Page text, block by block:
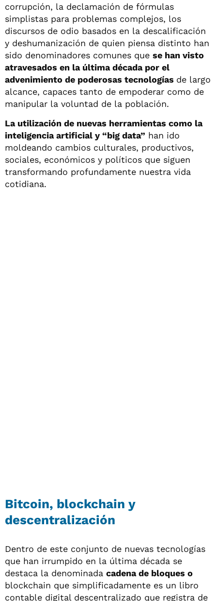
corrupción, la declamación de fórmulas
simplistas para problemas complejos, los
discursos de odio basados en la descalificación
y deshumanización de quien piensa distinto han
sido denominadores comunes que se han visto
atravesados en la última década por el
advenimiento de poderosas tecnologías de largo
alcance, capaces tanto de empoderar como de
manipular la voluntad de la población.
La utilización de nuevas herramientas como la
inteligencia artificial y “big data” han ido
moldeando cambios culturales, productivos,
sociales, económicos y políticos que siguen
transformando profundamente nuestra vida
cotidiana.
Bitcoin, blockchain y
descentralización
Dentro de este conjunto de nuevas tecnologías
que han irrumpido en la última década se
destaca la denominada cadena de bloques o
blockchain que simplificadamente es un libro
contable digital descentralizado que registra de